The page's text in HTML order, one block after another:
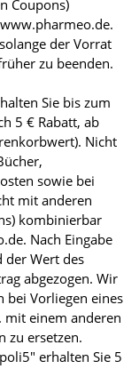
Coupons)
der Vorrat
zu beenden.
Sie bis zum
5 € Rabatt, ab
Nicht
sowie bei
mit anderen
kombinierbar
Nach Eingabe
der Wert des
abgezogen. Wir
bei Vorliegen eines
mit einem anderen
zu ersetzen.
erhalten Sie 5